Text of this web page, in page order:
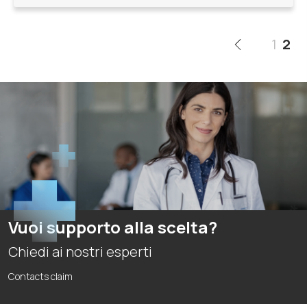
1 2
Vuoi supporto alla scelta?
Chiedi ai nostri esperti
Contacts claim